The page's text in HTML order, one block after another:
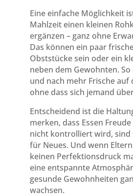
Eine einfache Möglichkeit
Mahlzeit einen kleinen
ergänzen – ganz ohne
Das können ein paar
Obststücke sein oder ein
neben dem Gewohnten.
und nach mehr Frische auf
ohne dass sich jemand
Entscheidend ist die
merken, dass Essen
nicht kontrolliert wird, sind
für Neues. Und wenn
keinen Perfektionsdruck
eine entspannte
gesunde Gewohnheiten
wachsen.